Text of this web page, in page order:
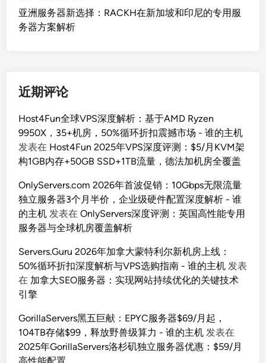
亚洲服务器新选择：RACKH在新加坡和印尼的专用服
务器方案解析
近期评论
Host4Fun全球VPS深度解析：基于AMD Ryzen
9950X，35+机房，50%循环折扣震撼市场 - 谁的主机
发表在 Host4Fun 2025年VPS深度评测：$5/月KVM架
构1GB内存+50GB SSD+1TB流量，德法加机房全覆盖
OnlyServers.com 2026年首波促销：10Gbps无限流量
独立服务器3个月半价，企业级硬件配置深度解析 - 谁
的主机 发表在OnlyServers深度评测：英国高性能专用
服务器与全球机房覆盖解析
Servers.Guru 2026年加拿大蒙特利尔新机房上线：
50%循环折扣深度解析与VPS选购指南 - 谁的主机 发表
在 加拿大SEO服务器：实现网站持续优化的关键技术
引擎
GorillaServers黑五巨献：EPYC服务器$69/月起，
104TB存储$99，释放野兽级算力 - 谁的主机 发表在
2025年GorillaServers洛杉矶独立服务器优惠：$59/月